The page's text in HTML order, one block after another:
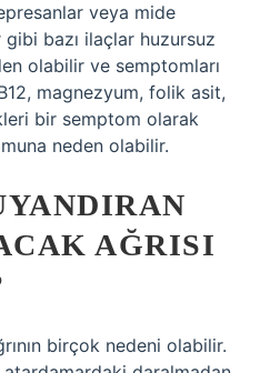
veya mide
gibi bazı ilaçlar huzursuz
olabilir ve semptomları
magnezyum, folik asit,
bir semptom olarak
neden olabilir.
AĞRISI
birçok nedeni olabilir.